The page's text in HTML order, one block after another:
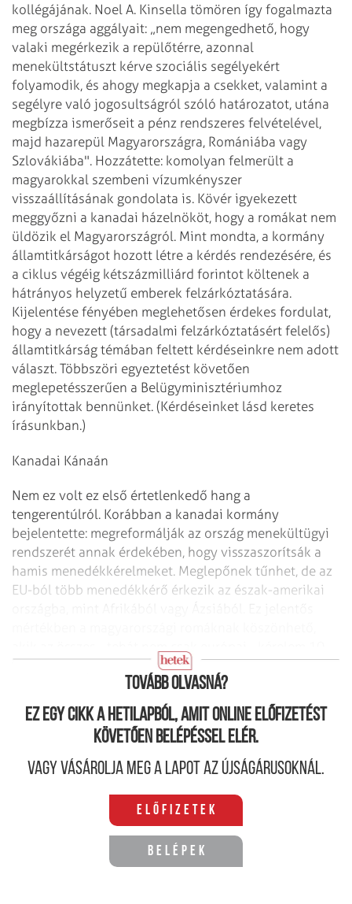
kollégájának. Noel A. Kinsella tömören így fogalmazta
meg országa aggályait: „nem megengedhető, hogy
valaki megérkezik a repülőtérre, azonnal
menekültstátuszt kérve szociális segélyekért
folyamodik, és ahogy megkapja a csekket, valamint a
segélyre való jogosultságról szóló határozatot, utána
megbízza ismerőseit a pénz rendszeres felvételével,
majd hazarepül Magyarországra, Romániába vagy
Szlovákiába". Hozzátette: komolyan felmerült a
magyarokkal szembeni vízumkényszer
visszaállításának gondolata is. Kövér igyekezett
meggyőzni a kanadai házelnököt, hogy a romákat nem
üldözik el Magyarországról. Mint mondta, a kormány
államtitkárságot hozott létre a kérdés rendezésére, és
a ciklus végéig kétszázmilliárd forintot költenek a
hátrányos helyzetű emberek felzárkóztatására.
Kijelentése fényében meglehetősen érdekes fordulat,
hogy a nevezett (társadalmi felzárkóztatásért felelős)
államtitkárság témában feltett kérdéseinkre nem adott
választ. Többszöri egyeztetést követően
meglepetésszerűen a Belügyminisztériumhoz
irányítottak bennünket. (Kérdéseinket lásd keretes
írásunkban.)
Kanadai Kánaán
Nem ez volt ez első értetlenkedő hang a
tengerentúlról. Korábban a kanadai kormány
bejelentette: megreformálják az ország menekültügyi
rendszerét annak érdekében, hogy visszaszorítsák a
hamis menedékkérelmeket. Meglepőnek tűnhet, de az
EU-ból több menedékkérő érkezik az észak-amerikai
Tovább olvasná?
Ez egy cikk a hetilapból, amit online előfizetést
követően belépéssel elér.
Vagy vásárolja meg a lapot az újságárusoknál.
Előfizetek
Belépek